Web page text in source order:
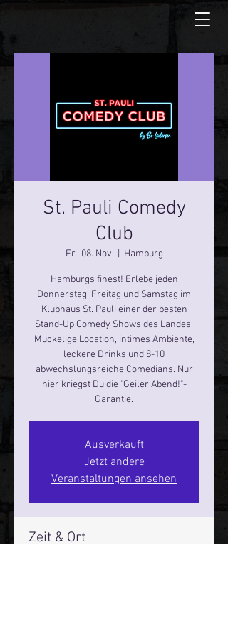
St. Pauli Comedy
Club
Fr., 08. Nov.
  |
Hamburg
Hamburgs finest! Erlebe jeden
Donnerstag, Freitag und Samstag im
Klubhaus St. Pauli einer der besten
Stand-Up Comedy Shows des Landes.
Muckelige Location, intimes Ambiente,
leckere Drinks und 8-10
abwechslungsreiche Comedians. Nur
hier kriegst Du die "Geiler Abend!"-
Garantie.
Ausverkauft
Jetzt andere
Veranstaltungen ansehen
Zeit & Ort